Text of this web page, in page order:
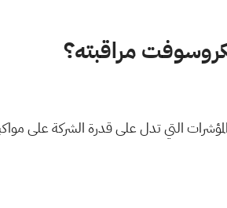
مراقبته؟
التي تدل على قدرة الشركة على